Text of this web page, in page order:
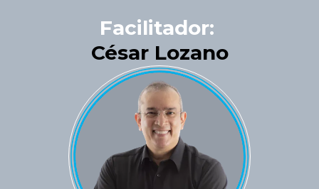
Facilitador:
César Lozano